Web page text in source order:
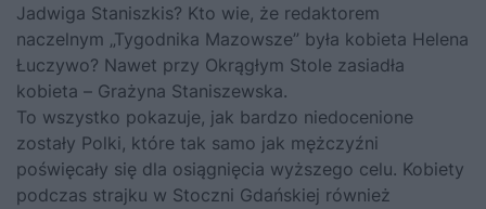
Jadwiga Staniszkis? Kto wie, że redaktorem
naczelnym „Tygodnika Mazowsze” była kobieta Helena
Łuczywo? Nawet przy Okrągłym Stole zasiadła
kobieta – Grażyna Staniszewska.
To wszystko pokazuje, jak bardzo niedocenione
zostały Polki, które tak samo jak mężczyźni
poświęcały się dla osiągnięcia wyższego celu. Kobiety
podczas strajku w Stoczni Gdańskiej również